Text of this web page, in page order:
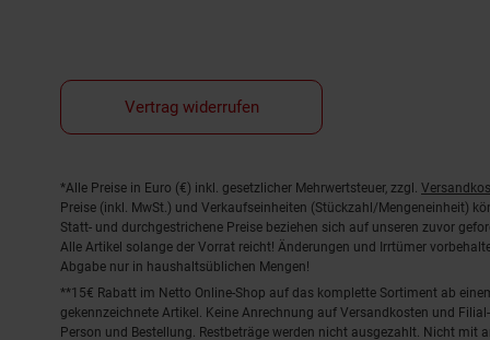
Vertrag widerrufen
Fußnoten
*Alle Preise in Euro (€) inkl. gesetzlicher Mehrwertsteuer, zzgl.
Preise (inkl. MwSt.) und Verkaufseinheiten (Stückzahl/Mengeneinheit)
Statt- und durchgestrichene Preise beziehen sich auf unseren zuvor
Alle Artikel solange der Vorrat reicht! Änderungen und Irrtümer
Abgabe nur in haushaltsüblichen Mengen!
**15€ Rabatt im Netto Online-Shop auf das komplette Sortiment ab
gekennzeichnete Artikel. Keine Anrechnung auf Versandkosten und
Person und Bestellung. Restbeträge werden nicht ausgezahlt. Nicht mit